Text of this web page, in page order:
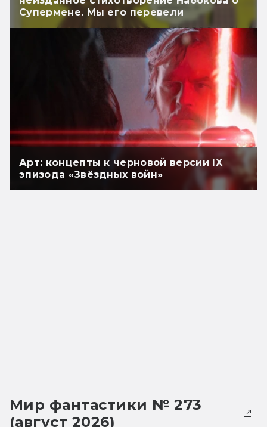
Супермене. Мы его перевели
Арт: концепты к черновой версии IX
эпизода «Звёздных войн»
Мир фантастики № 273
(август 2026)